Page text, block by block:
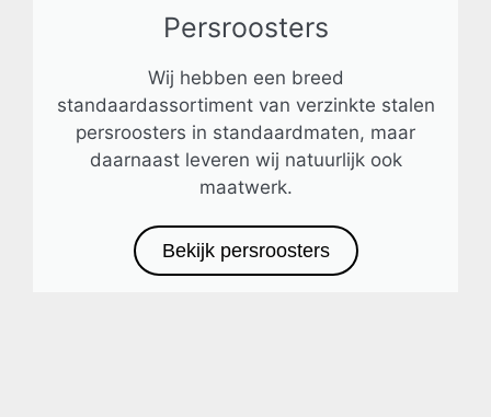
Persroosters
Wij hebben een breed
standaardassortiment van verzinkte stalen
persroosters in standaardmaten, maar
daarnaast leveren wij natuurlijk ook
maatwerk.
Bekijk persroosters